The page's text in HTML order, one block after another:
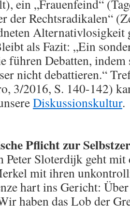
ein „Frauenfeind“
der Rechtsradikalen“
Alternativlosigkeit
als Fazit: „Ein
führen Debatten,
nicht debattieren.“
3/2016, S. 140-142)
Diskussionskultur.
Pflicht zur
Peter Sloterdijk geht
mit ihren
hart ins Gericht:
haben das Lob der